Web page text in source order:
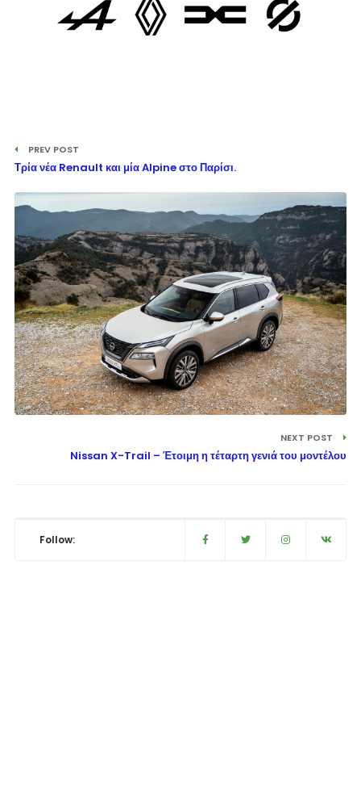
PREV POST
Τρία νέα Renault και μία Alpine στο Παρίσι.
NEXT POST
Nissan X-Trail – Έτοιμη η τέταρτη γενιά του μοντέλου
Follow: